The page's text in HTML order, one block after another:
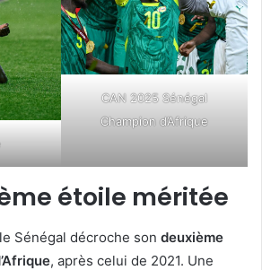
CAN 2025 Sénégal
Champion d’Afrique
étoile méritée
Sénégal décroche son deuxième
, après celui de 2021. Une